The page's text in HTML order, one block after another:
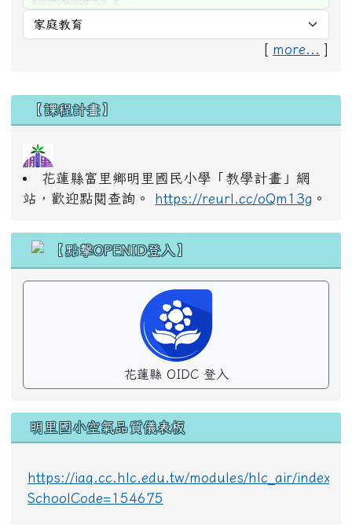
[ more...
右邊區域內容
【課程計畫】
花蓮縣富里鄉明里國民小學「教學計畫」網
站，歡迎點閱查詢。
https://reurl.cc/oQm13g 。
花蓮縣 OIDC 登入
明里國小空氣品質儀表板
https://iaq.cc.hlc.edu.tw/modules/hlc_air/
SchoolCode=154675